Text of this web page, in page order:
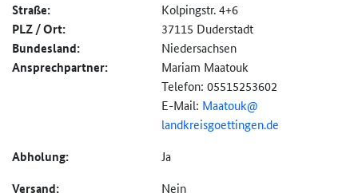
Straße: Kolpingstr. 4+6
PLZ / Ort: 37115 Duderstadt
Bundesland: Niedersachsen
Ansprechpartner:
Mariam Maatouk
Telefon: 05515253602
E-Mail: Maatouk@
landkreisgoettingen.de
Abholung: Ja
Versand: Nein